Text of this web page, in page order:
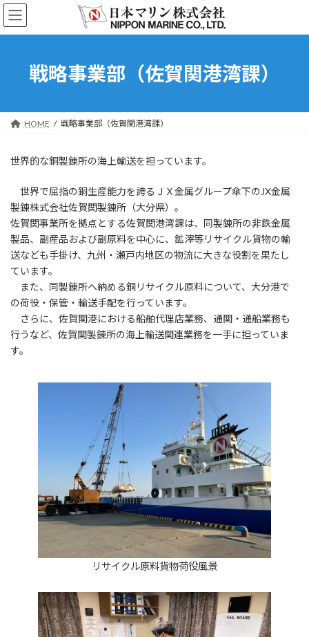
コ
ン
テ
ナ
ビ
ゲ
戦略事業部（佐賀関港湾課）
HOME 戦略事業部（佐賀関港湾課）
世界的な銅製錬所の海上輸送を担っています。
世界で屈指の銅生産能力を誇るＪＸ金属グループ傘下のJX金属
製錬株式会社佐賀関製錬所（大分県）。
佐賀関事業所を拠点とする佐賀関港湾課は、同製錬所の非鉄金属
製品、副産品および副原料を中心に、鉱滓等リサイクル貨物の輸
送なども手掛け、九州・瀬戸内地区の物流に大きな役割を果たし
ています。
また、同製錬所へ納める銅リサイクル原料について、大分港で
の荷役・保管・輸送手配を行っています。
さらに、佐賀関港における船舶代理店業務、通関・通船業務も
行うなど、佐賀関製錬所の海上輸送関連業務を一手に担っていま
す。
リサイクル原料貨物荷役風景